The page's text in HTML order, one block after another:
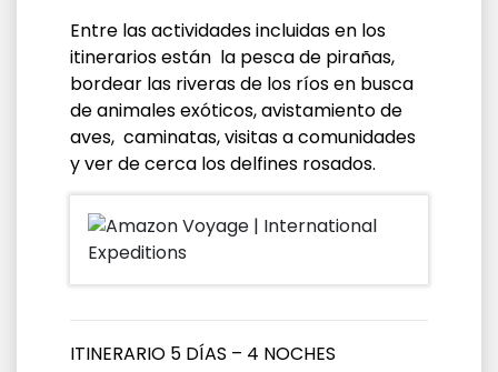
Entre las actividades incluidas en los
itinerarios están la pesca de pirañas,
bordear las riveras de los ríos en busca
de animales exóticos, avistamiento de
aves, caminatas, visitas a comunidades
y ver de cerca los delfines rosados.
ITINERARIO 5 DÍAS – 4 NOCHES